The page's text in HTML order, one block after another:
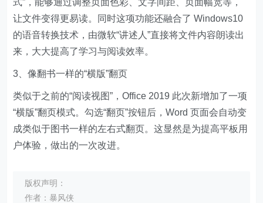
让文件变得更易读。同时这项功能还融合了 Windows10
的语音转换技术，由微软“讲述人”直接将文件内容朗读出
来，大大提高了学习与阅读效率。
3、像翻书一样的“横版”翻页
类似于之前的“阅读视图”，Office 2019 此次新增加了一项
“横版”翻页模式。勾选“翻页”按钮后，Word 页面会自动变
成类似于图书一样的左右式翻页。这显然是为提高平板用
户体验，做出的一次改进。
版权声明：
作者：暴风侠